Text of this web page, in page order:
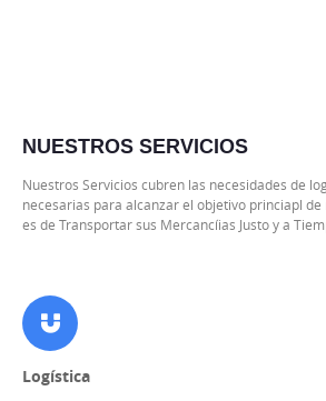
NUESTROS SERVICIOS
Nuestros Servicios cubren las necesidades de
necesarias para alcanzar el objetivo princiapl de
es de Transportar sus Mercancíias Justo y a
Logística